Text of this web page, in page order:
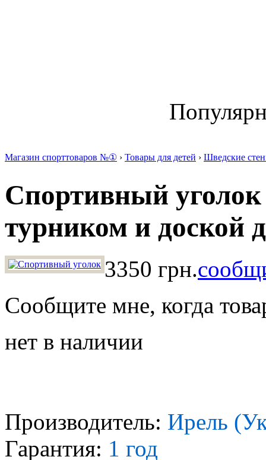
Магазин спорттоваров №① › Товары для детей › Шведские
Спортивный
турником и доской
3350 грн.
Сообщите мне, когда
нет в наличии
Производитель: Ирель
Гарантия: 1 год